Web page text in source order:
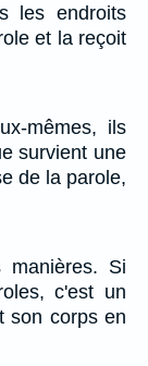
les endroits
et la reçoit
mêmes, ils
survient une
de la parole,
manières. Si
c'est un
son corps en